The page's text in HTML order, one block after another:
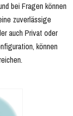
bei Fragen können
zuverlässige
auch Privat oder
können